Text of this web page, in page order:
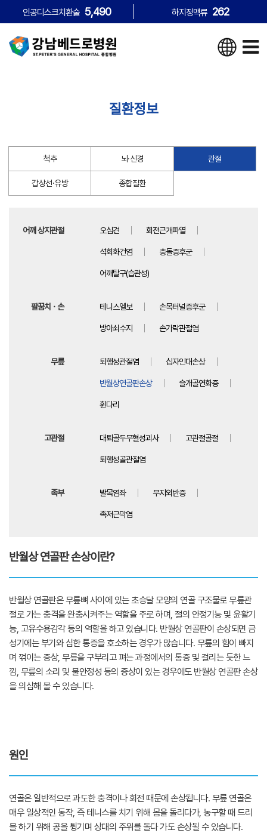
인공디스크치환술 5,490 하지정맥류 262
질환정보
척추 뇌·신경 관절
갑상선·유방 종합질환
어깨 상지관절 오십견 회전근개파열
석회화건염 충돌증후군
어깨탈구(습관성)
팔꿈치ㆍ손 테니스엘보 손목터널증후군
방아쇠수지 손가락관절염
무릎 퇴행성관절염 십자인대손상
반월상연골판손상 슬개골연화증
휜다리
고관절 대퇴골두무혈성괴사 고관절골절
퇴행성골관절염
족부 발목염좌 무지외반증
족저근막염
반월상 연골판 손상이란?
반월상 연골판은 무릎뼈 사이에 있는 초승달 모양의 연골 구조물로 무릎관
절로 가는 충격을 완충시켜주는 역할을 주로 하며, 절의 안정기능 및 윤활기
능, 고유수용감각 등의 역할을 하고 있습니다. 반월상 연골판이 손상되면 금
성기에는 부기와 심한 통증을 호소하는 경우가 많습니다. 무릎의 힘이 빠지
며 꺾이는 증상, 무릎을 구부리고 펴는 과정에서의 통증 및 걸리는 듯한 느
낌, 무릎의 소리 및 불안정성 등의 증상이 있는 경우에도 반월상 연골판 손상
을 의심해 볼 수 있습니다.
원인
연골은 일반적으로 과도한 충격이나 회전 때문에 손상됩니다. 무릎 연골은
매우 일상적인 동작, 즉 테니스를 치기 위해 몸을 돌리다가, 농구할 때 드리
블 하기 위해 공을 튕기며 상대의 주위를 돌다 가도 손상될 수 있습니다.